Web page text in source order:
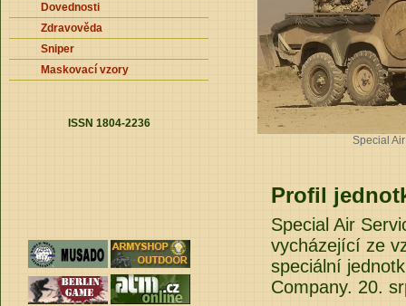
Dovednosti
Zdravověda
Sniper
Maskovací vzory
ISSN 1804-2236
Special
Profil
Special Air
vycházející ze
speciální
Company. 20.